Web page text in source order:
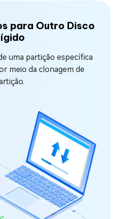
para Outro Disco
uma partição específica
meio da clonagem de